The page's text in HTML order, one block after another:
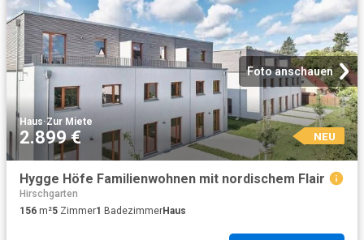
Foto anschauen
Haus·Zur Miete
2.899 € NEU
Hygge Höfe Familienwohnen mit nordischem Flair
Hirschgarten
156 m²5 Zimmer1 BadezimmerHaus